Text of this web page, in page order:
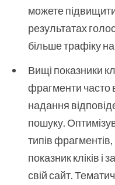
можете
результатах
більше трафіку на
Вищі показники
фрагменти часто
надання
пошуку.
типів
показник кліків і
свій сайт.